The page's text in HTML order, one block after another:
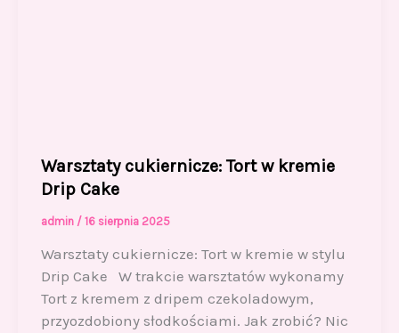
Warsztaty cukiernicze: Tort w kremie
Drip Cake
admin / 16 sierpnia 2025
Warsztaty cukiernicze: Tort w kremie w stylu
Drip Cake W trakcie warsztatów wykonamy
Tort z kremem z dripem czekoladowym,
przyozdobiony słodkościami. Jak zrobić? Nic